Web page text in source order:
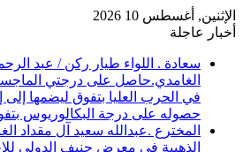
الإثنين, أغسطس 10 2026
أخبار عاجلة
سعادة . اللواء طيار ركن / عبد
الغامدي.حاصل على درجتي
في الحرب العليا بتفوق ليضمها إلى
حصوله على درجة البكالوريوس
المخترع .عبدالله سعيد آل مقداد